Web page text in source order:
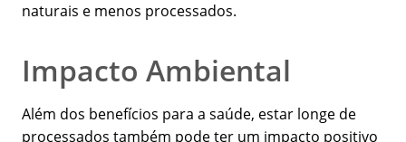
naturais e menos processados.
Impacto Ambiental
Além dos benefícios para a saúde, estar longe de
processados também pode ter um impacto positivo